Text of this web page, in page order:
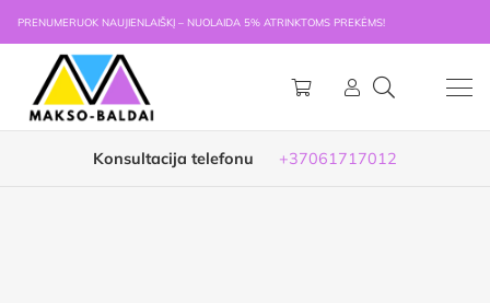
PRENUMERUOK NAUJIENLAIŠKĮ – NUOLAIDA 5% ATRINKTOMS PREKĖMS!
Konsultacija telefonu +37061717012